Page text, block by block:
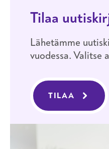
Tilaa
Lähetämme
vuodessa. Valitse
TILAA